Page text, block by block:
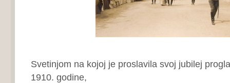
Svetinjom na kojoj je proslavila svoj jubilej
1910. godine,